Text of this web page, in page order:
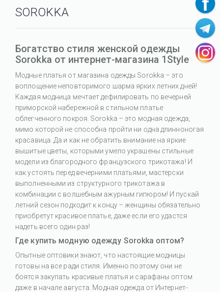
SOROKKA
Богатство стиля женской одежды
Sorokka от интернет-магазина 1Style
Модные платья от магазина одежды Sorokka – это
воплощение неповторимого шарма ярких летних дней!
Каждая модница мечтает дефилировать по вечерней
приморской набережной в стильном платье
облегченного покроя. Sorokka – это модная одежда,
мимо которой не способна пройти ни одна длинноногая
красавица. Да и как не обратить внимание на яркие
вышитые цветы, которыми умело украшены стильные
модели из благородного французского трикотажа! И
как устоять перед вечерними платьями, мастерски
выполненными из структурного трикотажа в
комбинации с волшебным ажурным гипюром! И пускай
летний сезон подходит к концу – женщины обязательно
приобретут красивое платье, даже если его удастся
надеть всего один раз!
Где купить модную одежду Sorokka оптом?
Опытные оптовики знают, что настоящие модницы
готовы на все ради стиля. Именно поэтому они не
боятся закупать красивые платья и сарафаны оптом
даже в начале августа. Модная одежда от Интернет-